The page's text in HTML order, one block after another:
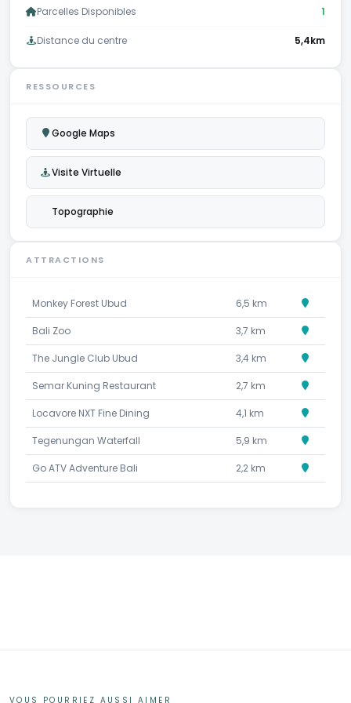
Parcelles Disponibles 1
Distance du centre 5,4km
RESSOURCES
Google Maps
Visite Virtuelle
Topographie
ATTRACTIONS
Monkey Forest Ubud 6,5 km
Bali Zoo 3,7 km
The Jungle Club Ubud 3,4 km
Semar Kuning Restaurant 2,7 km
Locavore NXT Fine Dining 4,1 km
Tegenungan Waterfall 5,9 km
Go ATV Adventure Bali 2,2 km
VOUS POURRIEZ AUSSI AIMER